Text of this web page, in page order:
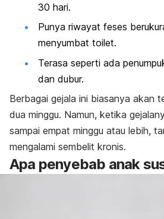
30 hari.
Punya riwayat feses
menyumbat toilet.
Terasa seperti ada
dan dubur.
Berbagai gejala ini biasanya akan
dua minggu. Namun, ketika
sampai empat minggu atau lebih,
mengalami sembelit kronis.
Apa penyebab anak